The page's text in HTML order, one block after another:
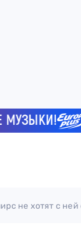
не хотят с